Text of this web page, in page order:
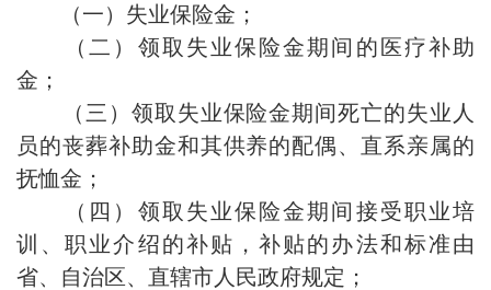
（一）失业保险金；
（二）领取失业保险金期间的医疗补助
金；
（三）领取失业保险金期间死亡的失业人
员的丧葬补助金和其供养的配偶、直系亲属的
抚恤金；
（四）领取失业保险金期间接受职业培
训、职业介绍的补贴，补贴的办法和标准由
省、自治区、直辖市人民政府规定；